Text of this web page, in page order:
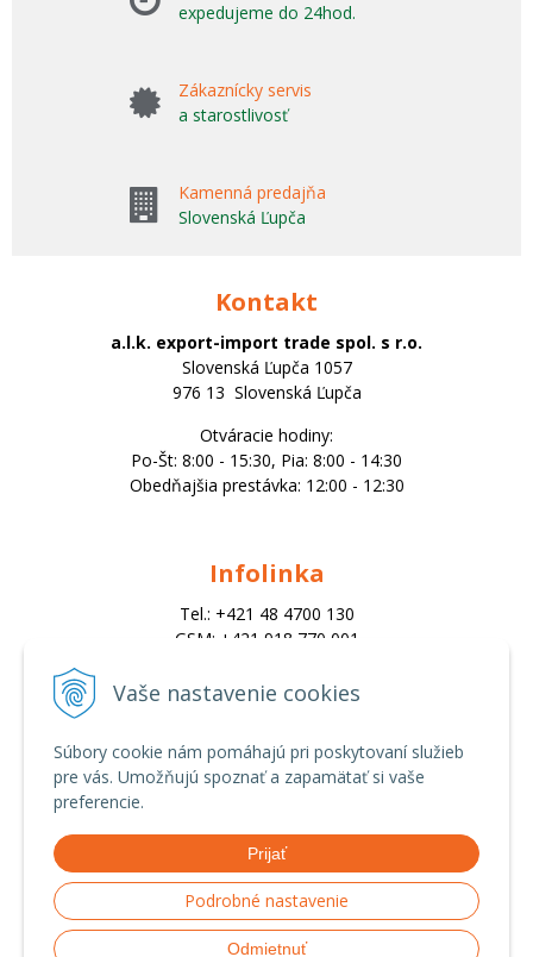
Vaše nastavenie cookies
Súbory cookie nám pomáhajú pri poskytovaní služieb
pre vás. Umožňujú spoznať a zapamätať si vaše
preferencie.
Prijať
Podrobné nastavenie
Odmietnuť
expedujeme do 24hod.
Zákaznícky servis
a starostlivosť
Kamenná predajňa
Slovenská Ľupča
Kontakt
a.l.k. export-import trade spol. s r.o.
Slovenská Ľupča 1057
976 13 Slovenská Ľupča
Otváracie hodiny:
Po-Št: 8:00 - 15:30, Pia: 8:00 - 14:30
Obedňajšia prestávka: 12:00 - 12:30
Infolinka
Tel.: +421 48 4700 130
GSM: +421 918 770 001
trade@alk.sk
Obchodné podmienky
Ochrana osobných údajov
Možnosti platby a doprava
Reklamačný poriadok